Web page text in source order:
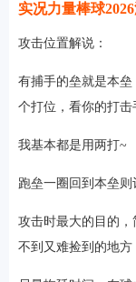
软件
专题
实况力量棒球
攻击位置解说：
有捕手的垒就是本
个打位，看你的打击
我基本都是用两打~
跑垒一圈回到本垒则
攻击时最大的目的
不到又难捡到的地方